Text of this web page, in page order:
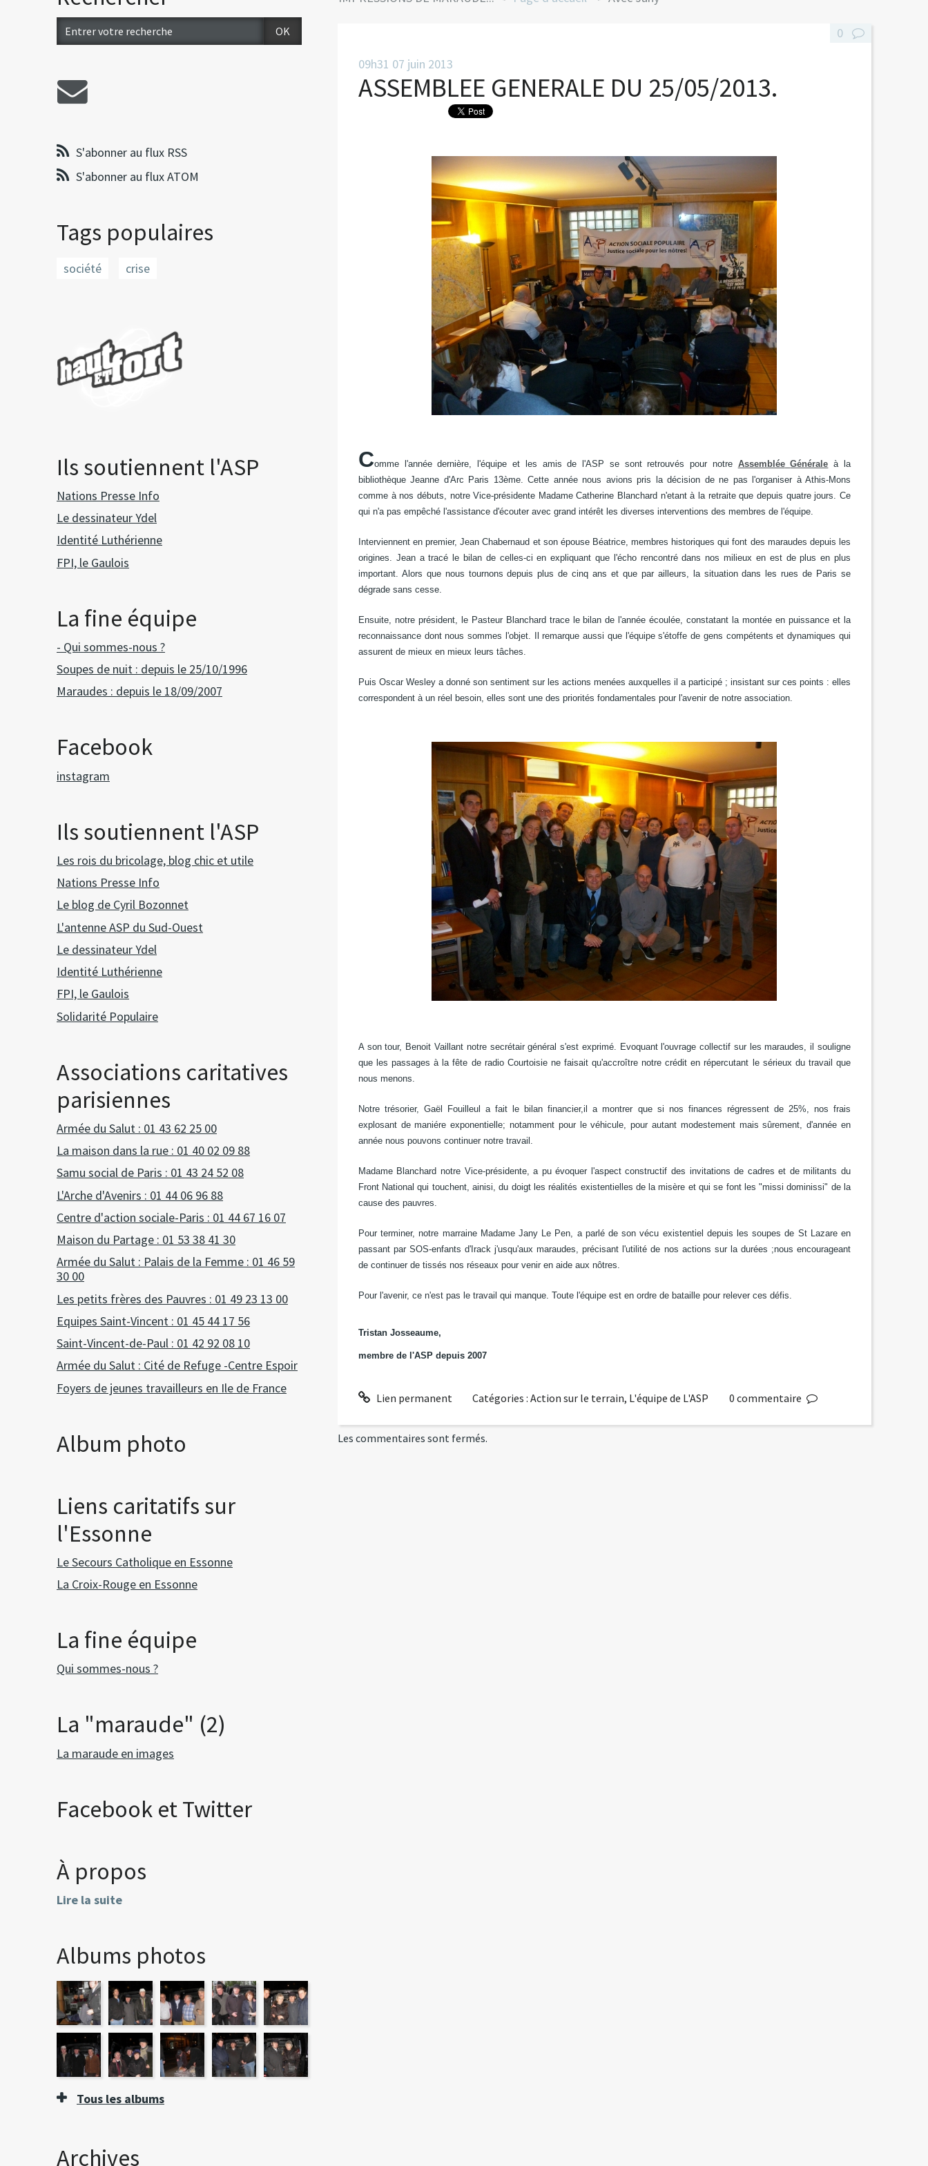
S'abonner au flux RSS
S'abonner au flux ATOM
Tags populaires
société crise
Ils soutiennent l'ASP
Nations Presse Info
Le dessinateur Ydel
Identité Luthérienne
FPI, le Gaulois
La fine équipe
- Qui sommes-nous ?
Soupes de nuit : depuis le 25/10/1996
Maraudes : depuis le 18/09/2007
Facebook
instagram
Ils soutiennent l'ASP
Les rois du bricolage, blog chic et utile
Nations Presse Info
Le blog de Cyril Bozonnet
L'antenne ASP du Sud-Ouest
Le dessinateur Ydel
Identité Luthérienne
FPI, le Gaulois
Solidarité Populaire
Associations caritatives
parisiennes
Armée du Salut : 01 43 62 25 00
La maison dans la rue : 01 40 02 09 88
Samu social de Paris : 01 43 24 52 08
L'Arche d'Avenirs : 01 44 06 96 88
Centre d'action sociale-Paris : 01 44 67 16 07
Maison du Partage : 01 53 38 41 30
Armée du Salut : Palais de la Femme : 01 46 59
30 00
Les petits frères des Pauvres : 01 49 23 13 00
Equipes Saint-Vincent : 01 45 44 17 56
Saint-Vincent-de-Paul : 01 42 92 08 10
Armée du Salut : Cité de Refuge -Centre Espoir
Foyers de jeunes travailleurs en Ile de France
Album photo
Liens caritatifs sur
l'Essonne
Le Secours Catholique en Essonne
La Croix-Rouge en Essonne
La fine équipe
Qui sommes-nous ?
La "maraude" (2)
La maraude en images
Facebook et Twitter
À propos
Lire la suite
Albums photos
Tous les albums
Archives
09h31 07 juin 2013
ASSEMBLEE GENERALE DU 25/05/2013.
Comme l'année dernière, l'équipe et les amis de l'ASP se sont retrouvés pour notre Assemblée Générale à la
bibliothèque Jeanne d'Arc Paris 13ème. Cette année nous avions pris la décision de ne pas l'organiser à Athis-Mons
comme à nos débuts, notre Vice-présidente Madame Catherine Blanchard n'etant à la retraite que depuis quatre jours. Ce
qui n'a pas empêché l'assistance d'écouter avec grand intérêt les diverses interventions des membres de l'équipe.
Interviennent en premier, Jean Chabernaud et son épouse Béatrice, membres historiques qui font des maraudes depuis les
origines. Jean a tracé le bilan de celles-ci en expliquant que l'écho rencontré dans nos milieux en est de plus en plus
important. Alors que nous tournons depuis plus de cinq ans et que par ailleurs, la situation dans les rues de Paris se
dégrade sans cesse.
Ensuite, notre président, le Pasteur Blanchard trace le bilan de l'année écoulée, constatant la montée en puissance et la
reconnaissance dont nous sommes l'objet. Il remarque aussi que l'équipe s'étoffe de gens compétents et dynamiques qui
assurent de mieux en mieux leurs tâches.
Puis Oscar Wesley a donné son sentiment sur les actions menées auxquelles il a participé ; insistant sur ces points : elles
correspondent à un réel besoin, elles sont une des priorités fondamentales pour l'avenir de notre association.
A son tour, Benoit Vaillant notre secrétair général s'est exprimé. Evoquant l'ouvrage collectif sur les maraudes, il souligne
que les passages à la fête de radio Courtoisie ne faisait qu'accroître notre crédit en répercutant le sérieux du travail que
nous menons.
Notre trésorier, Gaël Fouilleul a fait le bilan financier,il a montrer que si nos finances régressent de 25%, nos frais
explosant de maniére exponentielle; notamment pour le véhicule, pour autant modestement mais sûrement, d'année en
année nous pouvons continuer notre travail.
Madame Blanchard notre Vice-présidente, a pu évoquer l'aspect constructif des invitations de cadres et de militants du
Front National qui touchent, ainisi, du doigt les réalités existentielles de la misère et qui se font les "missi dominissi" de la
cause des pauvres.
Pour terminer, notre marraine Madame Jany Le Pen, a parlé de son vécu existentiel depuis les soupes de St Lazare en
passant par SOS-enfants d'Irack j'usqu'aux maraudes, précisant l'utilité de nos actions sur la durées ;nous encourageant
de continuer de tissés nos réseaux pour venir en aide aux nôtres.
Pour l'avenir, ce n'est pas le travail qui manque. Toute l'équipe est en ordre de bataille pour relever ces défis.
Tristan Josseaume,
membre de l'ASP depuis 2007
Lien permanent Catégories :Action sur le terrain, L'équipe de L'ASP
0
0 commentaire
Les commentaires sont fermés.